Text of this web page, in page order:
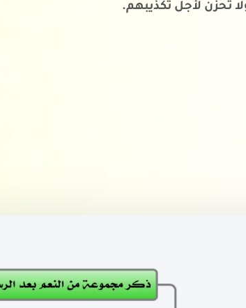
تحزن لأجل تكذيبهم.